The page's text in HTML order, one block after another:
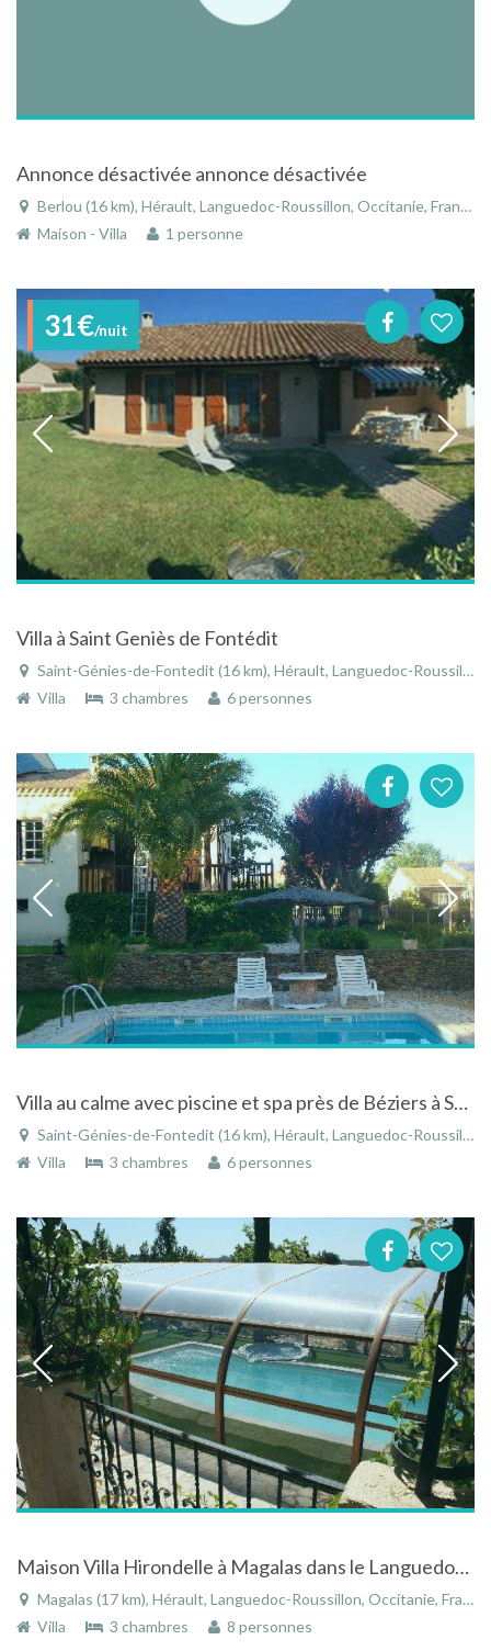
Annonce désactivée annonce désactivée
Berlou (16 km), Hérault, Languedoc-Roussillon, Occitanie, France
Maison - Villa
1 personne
31€/nuit
Villa à Saint Geniès de Fontédit
Saint-Génies-de-Fontedit (16 km), Hérault, Languedoc-Roussillon, Occitanie, France
Villa
3 chambres 6 personnes
Villa au calme avec piscine et spa près de Béziers à St-Geniès-de-Fontedit / le Languedoc-Roussillon
Saint-Génies-de-Fontedit (16 km), Hérault, Languedoc-Roussillon, Occitanie, France
Villa
3 chambres 6 personnes
Maison Villa Hirondelle à Magalas dans le Languedoc Roussillon avec piscine
Magalas (17 km), Hérault, Languedoc-Roussillon, Occitanie, France
Villa
3 chambres 8 personnes